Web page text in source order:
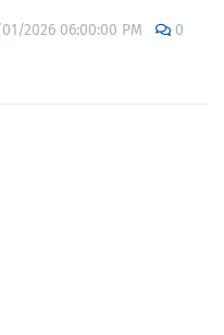
2026 06:00:00 PM 0